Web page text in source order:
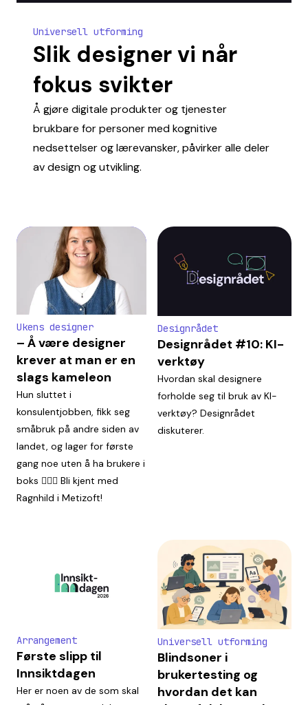
Universell utforming
Slik designer vi når
fokus svikter
Å gjøre digitale produkter og tjenester
brukbare for personer med kognitive
nedsettelser og lærevansker, påvirker alle deler
av design og utvikling.
Ukens designer
– Å være designer
krever at man er en
slags kameleon
Hun sluttet i
konsulentjobben, fikk seg
småbruk på andre siden av
landet, og lager for første
gang noe uten å ha brukere i
boks 🤹🏼‍♀️ Bli kjent med
Ragnhild i Metizoft!
Designrådet
Designrådet #10: KI-
verktøy
Hvordan skal designere
forholde seg til bruk av KI-
verktøy? Designrådet
diskuterer.
Arrangement
Første slipp til
Innsiktdagen
Her er noen av de som skal
Universell utforming
Blindsoner i
brukertesting og
hvordan det kan